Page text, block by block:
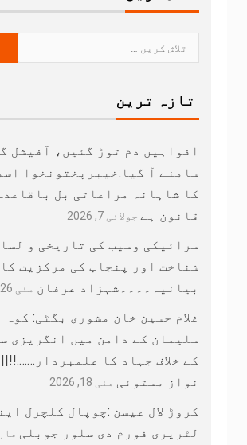
تازہ ترین
افواہیں دم توڑ گئیں، آفیشل
سامنے آ گیا:خیبرپختونخوا
کا شاہانہ مراعاتی بل
قانون ہے جولائی 7, 2026
سرائیکی وسیب کی تاریخی و
شناخت اور پنجاب کی مرکزیت
بیانیہ۔۔۔۔شہزاد عرفان مئی 26, 2026
غلام حسین خان مشوری بگٹی: کوہ
سلیمان کے دامن میں انگریزی
کے خلاف جہاد کا
نواز مستوئی مئی 18, 2026
کروڑ لال عیسن :چوپال کلچرل
لٹریری فورم دی سلور جوبلی